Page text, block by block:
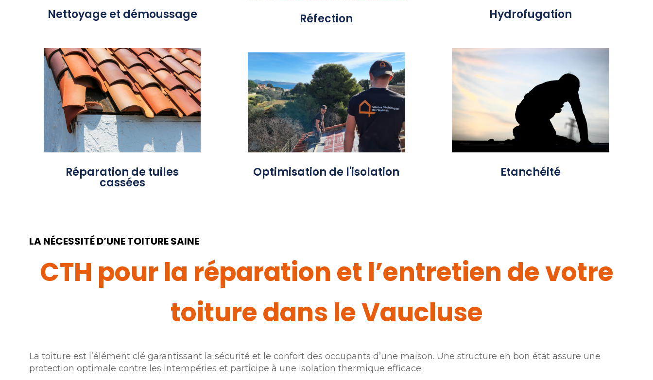
Nettoyage et démoussage
organismes existants.
Réparation de tuiles
cassées
Offrez à votre toiture des solutions
sur mesure pour préserver
l'étanchéité et la robustesse de
votre couverture.
L'expertise que
nous déployons pour votre projet
marie performance et durabilité, en
assurant la mise en œuvre de
matériaux et de techniques
Réfection
Optimisation de l'isolation
Parce que le confort intérieur est
indissociable de l'efficacité
énergétique, une toiture bien isolée
est capitale.
CTH 84 sait identifier
et traiter les principales sources de
déperdition thermique telles que
les fuites d'air, ou encore les déficits
d'isolation au niveau des sous-
Hydrofugation
Etanchéité
L'étanchéité d'une toiture ne doit
souffrir d'aucun compromis.
Un
seul point faible peut entraîner une
série de désordres, dont des
infiltrations susceptibles de
compromettre l'intégrité de toute
la structure.
LA NÉCESSITÉ D’UNE TOITURE SAINE
CTH pour la réparation et l’entretien de votre
toiture dans le Vaucluse
La toiture est l’élément clé garantissant la sécurité et le confort des occupants d’une maison. Une structure en bon état assure une
protection optimale contre les intempéries et participe à une isolation thermique efficace.